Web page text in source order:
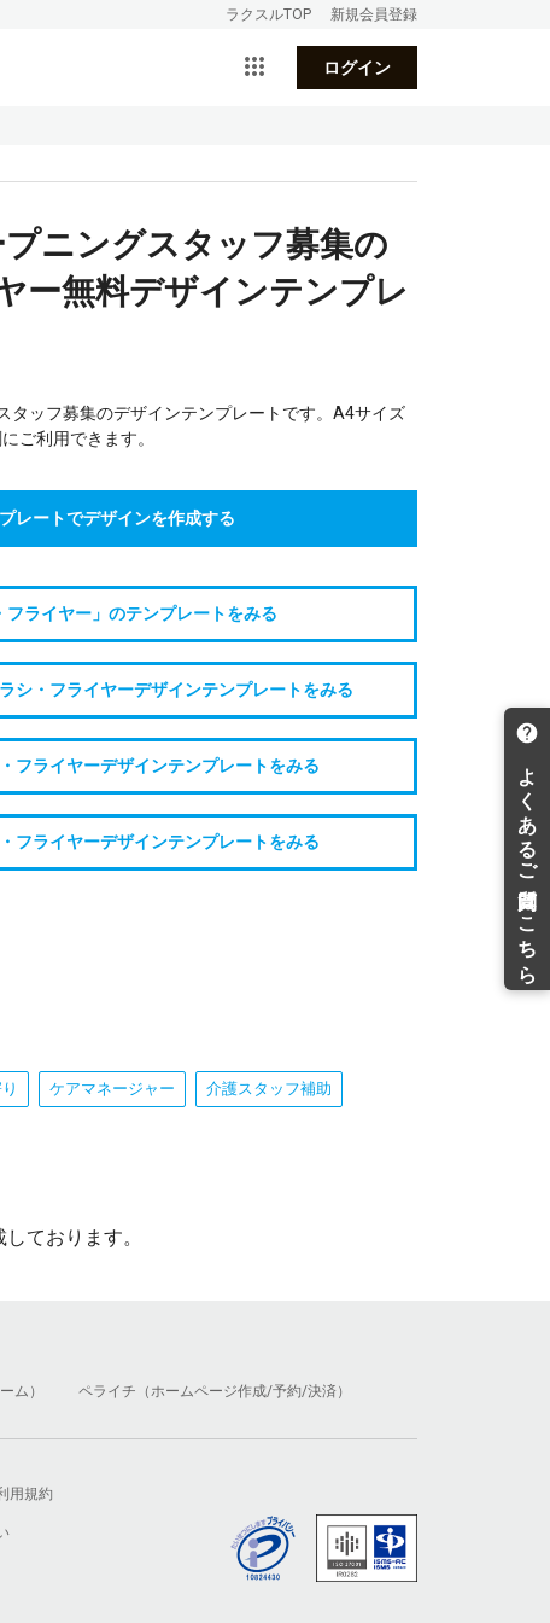
ラクスルTOP 新規会員登録
ログイン
ニングスタッフ募集の
ー無料デザインテンプレ
タッフ募集のデザインテンプレートです。A4サイズ
ご利用できます。
レートでデザインを作成する
フライヤー」のテンプレートをみる
シ・フライヤーデザインテンプレートをみる
フライヤーデザインテンプレートをみる
フライヤーデザインテンプレートをみる
ケアマネージャー 介護スタッフ補助
ております。
ム） ペライチ（ホームページ作成/予約/決済）
用規約